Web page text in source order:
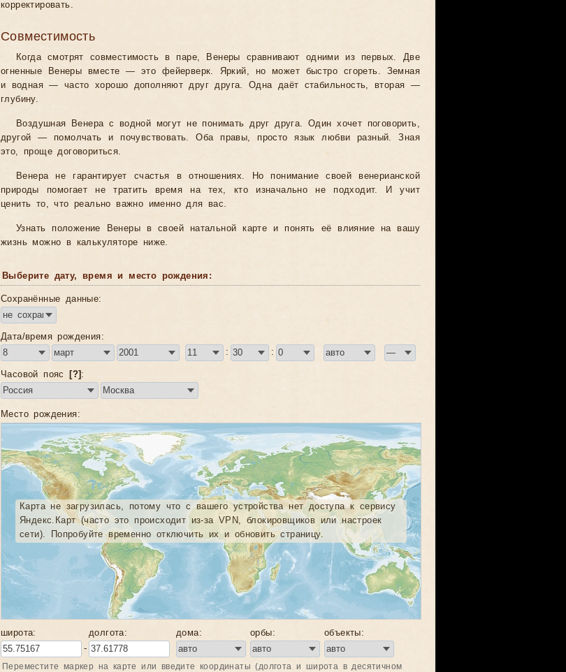
корректировать.
Совместимость
Когда смотрят совместимость в паре, Венеры сравнивают одними из первых. Две
огненные Венеры вместе — это фейерверк. Яркий, но может быстро сгореть. Земная
и водная — часто хорошо дополняют друг друга. Одна даёт стабильность, вторая —
глубину.
Воздушная Венера с водной могут не понимать друг друга. Один хочет поговорить,
другой — помолчать и почувствовать. Оба правы, просто язык любви разный. Зная
это, проще договориться.
Венера не гарантирует счастья в отношениях. Но понимание своей венерианской
природы помогает не тратить время на тех, кто изначально не подходит. И учит
ценить то, что реально важно именно для вас.
Узнать положение Венеры в своей натальной карте и понять её влияние на вашу
жизнь можно в калькуляторе ниже.
Выберите дату, время и место рождения:
Сохранённые данные:
Дата/время рождения:
:
:
Часовой пояс [?] :
Место рождения:
Карта не загрузилась, потому что с вашего устройства нет доступа к сервису
Яндекс.Карт (часто это происходит из-за VPN, блокировщиков или настроек
сети). Попробуйте временно отключить их и обновить страницу.
широта:
-
долгота: дома: орбы: объекты:
Переместите маркер на карте или введите координаты (долгота и широта в десятичном